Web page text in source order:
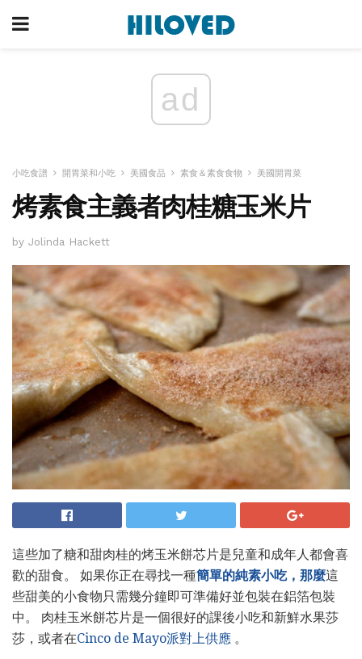
ad
小吃食譜 開胃菜和小吃 美國食品 素食＆素食食物 美國開胃菜
烤素食主義者肉桂糖玉米片
by Jolinda Hackett
這些加了糖和甜肉桂的烤玉米餅芯片是兒童和成年人都會喜
歡的甜食。 如果你正在尋找一種簡單的純素小吃，那麼這
些甜美的小食物只需幾分鐘即可準備好並包裝在鋁箔包裝
中。 肉桂玉米餅芯片是一個很好的課後小吃和新鮮水果莎
莎，或者在Cinco de Mayo派對上供應 。